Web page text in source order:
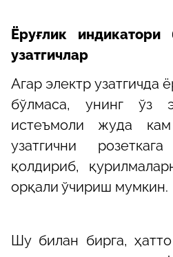
Ёруғлик индикатори
узатгичлар
Агар электр узатгичда
бўлмаса, унинг ўз
истеъмоли жуда
узатгични
қолдириб,
орқали ўчириш мумкин.
Шу билан бирга,